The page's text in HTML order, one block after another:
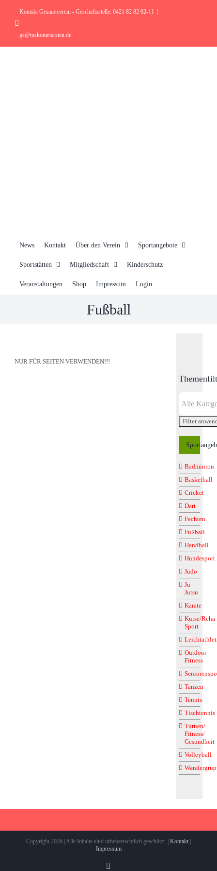
springen
Kontakt Gesamtverein - Geschäftsstelle: 0421 82 82 02-11
gs@tuskometarsten.de
News Kontakt Über den Verein Sportangebote
Sportstätten Mitgliedschaft Kinderschutz
Veranstaltungen Shop Impressum Login
Fußball
NUR FÜR SEITEN VERWENDEN!!!
Badminton
Basketball
Cricket
Dart
Fechten
Fußball
Handball
Hundesport
Judo
Ju
Jutsu
Karate
Kurse/Reha-
Sport
Outdoor
Fitness
Tanzen
Tennis
Tischtennis
Turnen/
Fitness/
Gesundheit
Volleyball
Copyright 2026 | Alle Inhalte sind urheberrechtlich geschützt. | Kontakt
Impressum